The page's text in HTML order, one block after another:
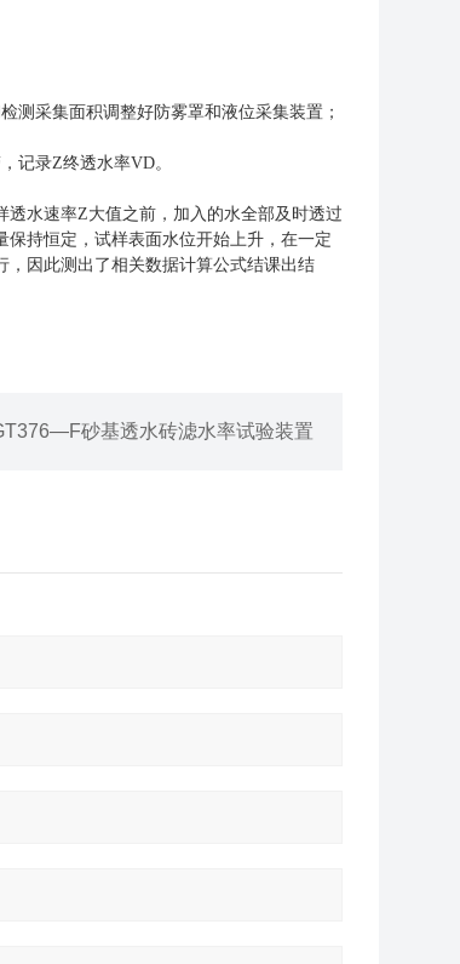
测采集面积调整好防雾罩和液位采集装置；
记录Z终透水率VD。
水速率Z大值之前，加入的水全部及时透过
持恒定，试样表面水位开始上升，在一定
因此测出了相关数据计算公式结课出结
砂基透水砖滤水率试验装置